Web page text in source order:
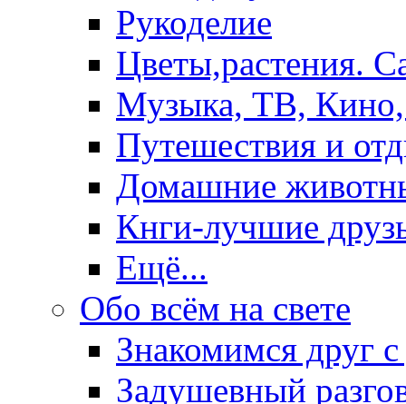
Рукоделие
Цветы,растения.
Музыка, ТВ,
Путешествия и
Домашние
Кнги-лучшие
Ещё...
Обо всём на свете
Знакомимся друг
Задушевный